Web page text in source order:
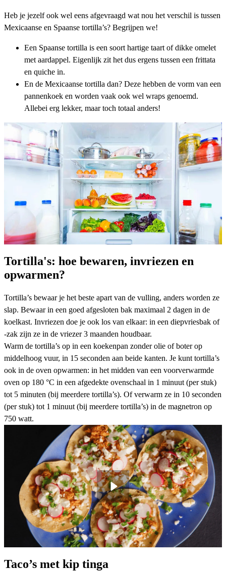
Heb je jezelf ook wel eens afgevraagd wat nou het verschil is tussen
Mexicaanse en Spaanse tortilla’s? Begrijpen we!
Een Spaanse tortilla is een soort hartige taart of dikke omelet
met aardappel. Eigenlijk zit het dus ergens tussen een frittata
en quiche in.
En de Mexicaanse tortilla dan? Deze hebben de vorm van een
pannenkoek en worden vaak ook wel wraps genoemd.
Allebei erg lekker, maar toch totaal anders!
Tortilla's: hoe bewaren, invriezen en
opwarmen?
Tortilla’s bewaar je het beste apart van de vulling, anders worden ze
slap. Bewaar in een goed afgesloten bak maximaal 2 dagen in de
koelkast. Invriezen doe je ook los van elkaar: in een diepvriesbak of
-zak zijn ze in de vriezer 3 maanden houdbaar.
Warm de tortilla’s op in een koekenpan zonder olie of boter op
middelhoog vuur, in 15 seconden aan beide kanten. Je kunt tortilla’s
ook in de oven opwarmen: in het midden van een voorverwarmde
oven op 180 °C in een afgedekte ovenschaal in 1 minuut (per stuk)
tot 5 minuten (bij meerdere tortilla’s). Of verwarm ze in 10 seconden
(per stuk) tot 1 minuut (bij meerdere tortilla’s) in de magnetron op
750 watt.
Taco’s met kip tinga